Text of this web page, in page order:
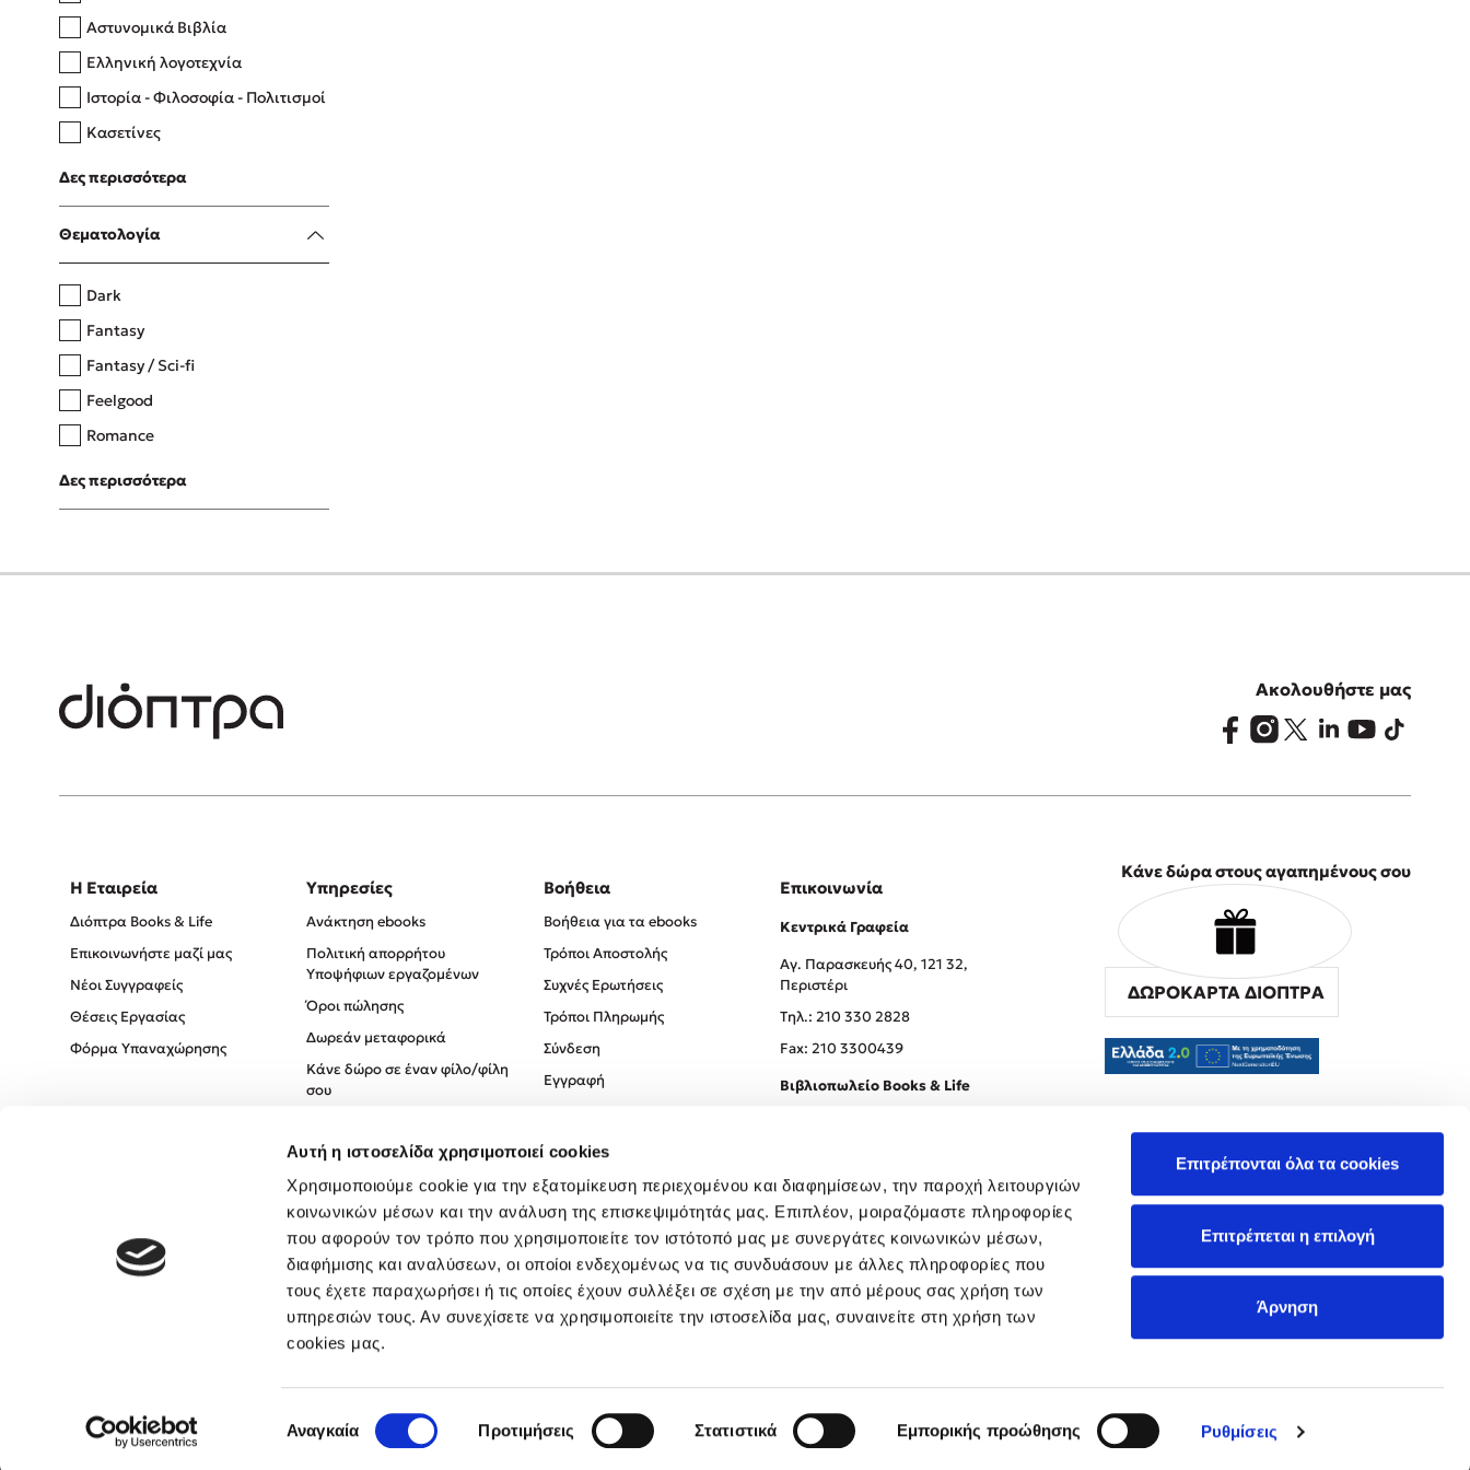
Αυτή η ιστοσελίδα χρησιμοποιεί cookies
Χρησιμοποιούμε cookie για την εξατομίκευση περιεχομένου και διαφημίσεων, την παροχή λειτουργιών
κοινωνικών μέσων και την ανάλυση της επισκεψιμότητάς μας. Επιπλέον, μοιραζόμαστε πληροφορίες
που αφορούν τον τρόπο που χρησιμοποιείτε τον ιστότοπό μας με συνεργάτες κοινωνικών μέσων,
διαφήμισης και αναλύσεων, οι οποίοι ενδεχομένως να τις συνδυάσουν με άλλες πληροφορίες που
τους έχετε παραχωρήσει ή τις οποίες έχουν συλλέξει σε σχέση με την από μέρους σας χρήση των
υπηρεσιών τους. Αν συνεχίσετε να χρησιμοποιείτε την ιστοσελίδα μας, συναινείτε στη χρήση των
cookies μας.
συγκατάθεσης
Αναγκαία Προτιμήσεις Στατιστικά Εμπορικής προώθησης Ρυθμίσεις
Επιτρέπονται όλα τα cookies
Επιτρέπεται η επιλογή
Άρνηση
Δανάη Δεληγεώργη
Πάνω, κάτω, μπροστά, πίσω
Η μέθοδος Αφήστε τους
Αστυνομικά Βιβλία
Ελληνική λογοτεχνία
Ιστορία - Φιλοσοφία - Πολιτισμοί
Κασετίνες
Λευκώματα - Έγχρωμοι οδηγοί
Μαγειρική
Δες περισσότερα
Θεματολογία
Dark
Fantasy
Fantasy / Sci-fi
Feelgood
Romance
Upmarket
Young Adult
Δες περισσότερα
Ακολουθήστε μας
Η Εταιρεία
Διόπτρα Books & Life
Επικοινωνήστε μαζί μας
Νέοι Συγγραφείς
Θέσεις Εργασίας
Φόρμα Υπαναχώρησης
Υπηρεσίες
Ανάκτηση ebooks
Πολιτική απορρήτου
Υποψήφιων εργαζομένων
Όροι πώλησης
Δωρεάν μεταφορικά
Κάνε δώρο σε έναν φίλο/φίλη
σου
Πολιτική Απορρήτου
Όροι χρήσης
Βοήθεια
Βοήθεια για τα ebooks
Τρόποι Αποστολής
Συχνές Ερωτήσεις
Τρόποι Πληρωμής
Σύνδεση
Εγγραφή
Επικοινωνία
Κεντρικά Γραφεία
Αγ. Παρασκευής 40, 121 32,
Περιστέρι
Tηλ.: 210 330 2828
Fax: 210 3300439
Βιβλιοπωλείο Books & Life
Κάνε δώρα στους αγαπημένους σου
ΔΩΡΟΚΑΡΤΑ ΔΙΟΠΤΡΑ
Created by Powered by